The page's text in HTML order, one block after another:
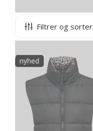
Filtrer og sorter
CarNewtammy
-
Vendbar
Vest
nyhed